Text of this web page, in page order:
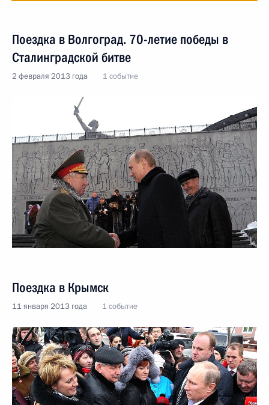
Поездка в Волгоград. 70-летие победы в
Сталинградской битве
2 февраля 2013 года 1 событие
Поездка в Крымск
11 января 2013 года 1 событие